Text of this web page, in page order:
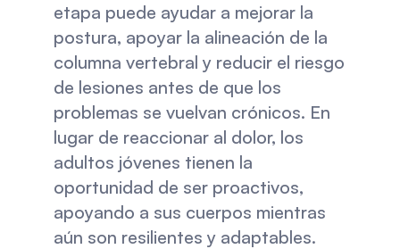
etapa puede ayudar a mejorar la
postura, apoyar la alineación de la
columna vertebral y reducir el riesgo
de lesiones antes de que los
problemas se vuelvan crónicos. En
lugar de reaccionar al dolor, los
adultos jóvenes tienen la
oportunidad de ser proactivos,
apoyando a sus cuerpos mientras
aún son resilientes y adaptables.